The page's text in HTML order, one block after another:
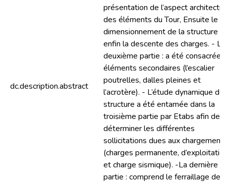
dc.description.abstract
présentation de l’aspect
des éléments du Tour, Ensuite le
dimensionnement de la structure
enfin la descente des charges. - La
deuxième partie : a été consacrée
éléments secondaires (l’escalier
poutrelles, dalles pleines et
l’acrotère). - L’étude dynamique
structure a été entamée dans la
troisième partie par Etabs afin de
déterminer les différentes
sollicitations dues aux
(charges permanente,
et charge sismique). -La dernière
partie : comprend le ferraillage des